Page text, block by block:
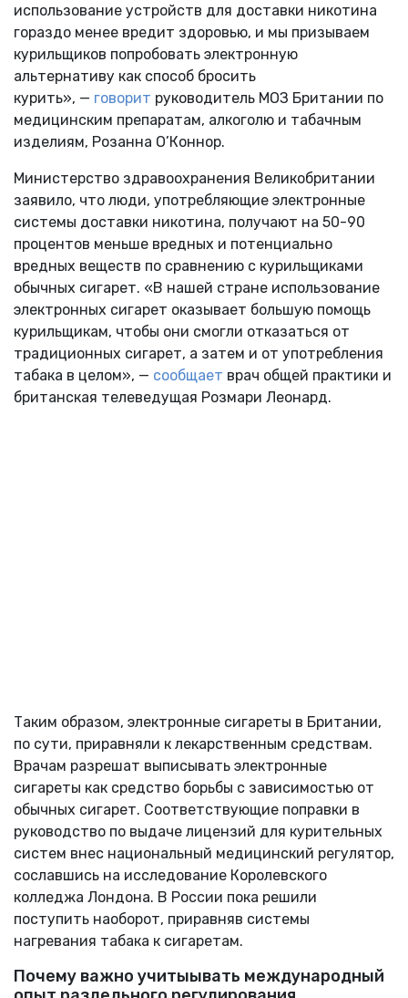
использование устройств для доставки никотина
гораздо менее вредит здоровью, и мы призываем
курильщиков попробовать электронную
альтернативу как способ бросить
курить», — говорит руководитель МОЗ Британии по
медицинским препаратам, алкоголю и табачным
изделиям, Розанна О’Коннор.
Министерство здравоохранения Великобритании
заявило, что люди, употребляющие электронные
системы доставки никотина, получают на 50-90
процентов меньше вредных и потенциально
вредных веществ по сравнению с курильщиками
обычных сигарет. «В нашей стране использование
электронных сигарет оказывает большую помощь
курильщикам, чтобы они смогли отказаться от
традиционных сигарет, а затем и от употребления
табака в целом», — сообщает врач общей практики и
британская телеведущая Розмари Леонард.
Таким образом, электронные сигареты в Британии,
по сути, приравняли к лекарственным средствам.
Врачам разрешат выписывать электронные
сигареты как средство борьбы с зависимостью от
обычных сигарет. Соответствующие поправки в
руководство по выдаче лицензий для курительных
систем внес национальный медицинский регулятор,
сославшись на исследование Королевского
колледжа Лондона. В России пока решили
поступить наоборот, приравняв системы
нагревания табака к сигаретам.
Почему важно учитыывать международный